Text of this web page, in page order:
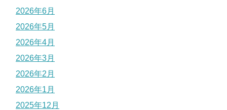
2026年6月
2026年5月
2026年4月
2026年3月
2026年2月
2026年1月
2025年12月